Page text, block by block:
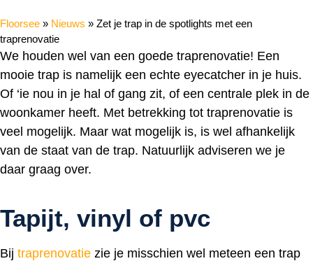
Floorsee » Nieuws » Zet je trap in de spotlights met een
traprenovatie
We houden wel van een goede traprenovatie! Een
mooie trap is namelijk een echte eyecatcher in je huis.
Of ‘ie nou in je hal of gang zit, of een centrale plek in de
woonkamer heeft. Met betrekking tot traprenovatie is
veel mogelijk. Maar wat mogelijk is, is wel afhankelijk
van de staat van de trap. Natuurlijk adviseren we je
daar graag over.
Tapijt, vinyl of pvc
Bij traprenovatie zie je misschien wel meteen een trap